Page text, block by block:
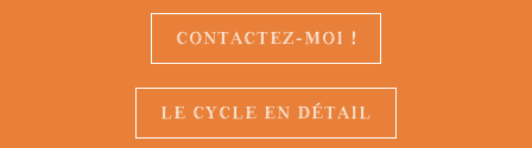
CONTACTEZ-MOI !
LE CYCLE EN DÉTAIL